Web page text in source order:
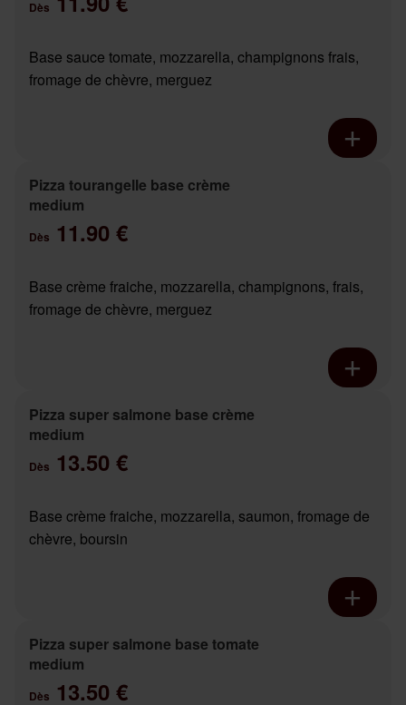
Dès
Base sauce tomate, mozzarella, champignons frais,
fromage de chèvre, merguez
Pizza tourangelle base crème
medium
Dès 11.90 €
Base crème fraiche, mozzarella, champignons, frais,
fromage de chèvre, merguez
Pizza super salmone base crème
medium
Dès 13.50 €
Base crème fraiche, mozzarella, saumon, fromage de
chèvre, boursin
Pizza super salmone base tomate
medium
Dès 13.50 €